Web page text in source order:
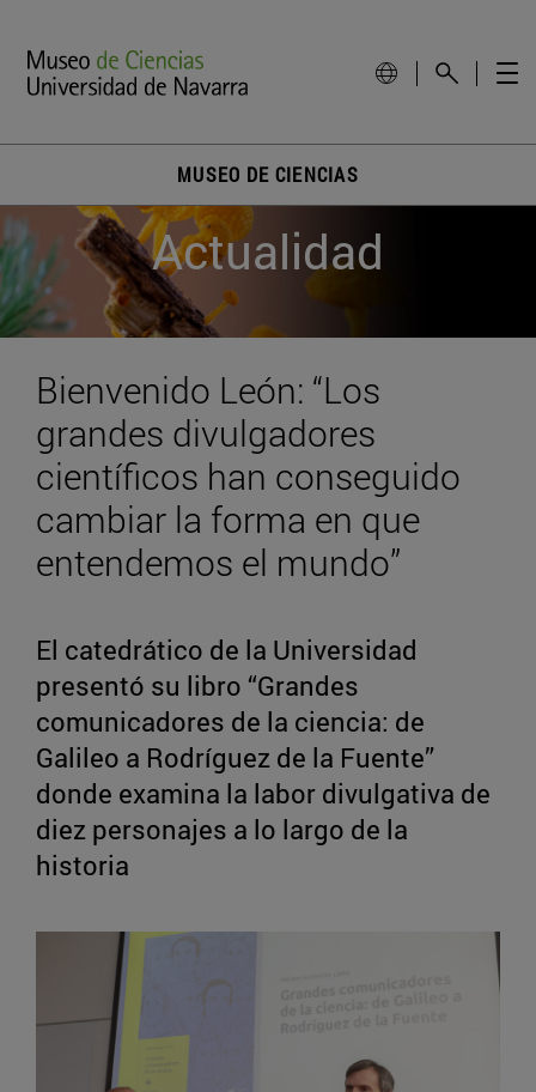
MUSEO DE CIENCIAS
Actualidad
Bienvenido León: “Los
grandes divulgadores
científicos han conseguido
cambiar la forma en que
entendemos el mundo”
El catedrático de la Universidad
presentó su libro “Grandes
comunicadores de la ciencia: de
Galileo a Rodríguez de la Fuente”
donde examina la labor divulgativa de
diez personajes a lo largo de la
historia